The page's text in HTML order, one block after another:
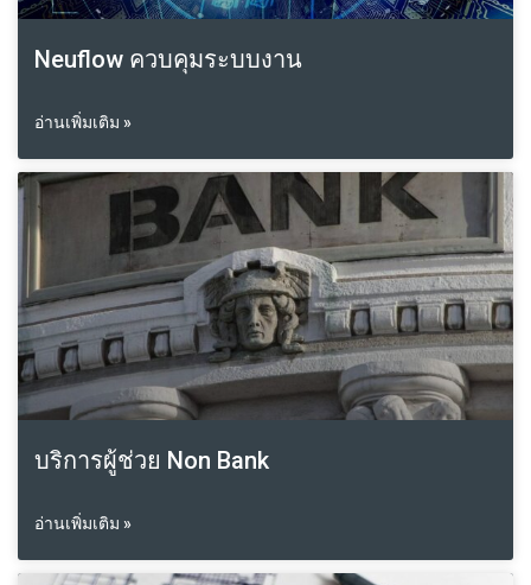
Neuflow ควบคุมระบบงาน
อ่านเพิ่มเติม »
บริการผู้ช่วย Non Bank
อ่านเพิ่มเติม »